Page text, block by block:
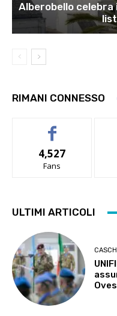
Alberobello celebra
RIMANI CONNESSO
4,527
Fans
ULTIMI ARTICOLI